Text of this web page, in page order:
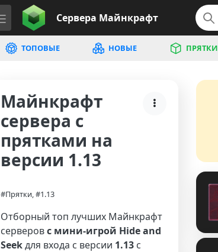
Сервера Майнкрафт
ТОПОВЫЕ НОВЫЕ ПРЯТКИ
Майнкрафт
сервера с
прятками на
версии 1.13
#Прятки, #1.13
Отборный топ лучших Майнкрафт
серверовс мини-игрой Hide and
Seekдля входа с версии 1.13 с